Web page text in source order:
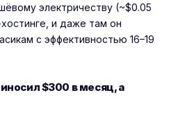
электричеству (~$0.05
хостинге, и даже там он
с эффективностью 16–19
$300 в месяц, а